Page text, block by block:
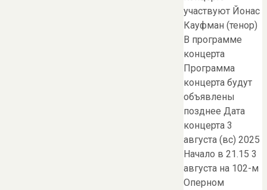
участвуют Йонас
Кауфман (тенор)
В программе
концерта
Программа
концерта будут
объявлены
позднее Дата
концерта 3
августа (вс) 2025
Начало в 21.15 3
августа на 102-м
Оперном